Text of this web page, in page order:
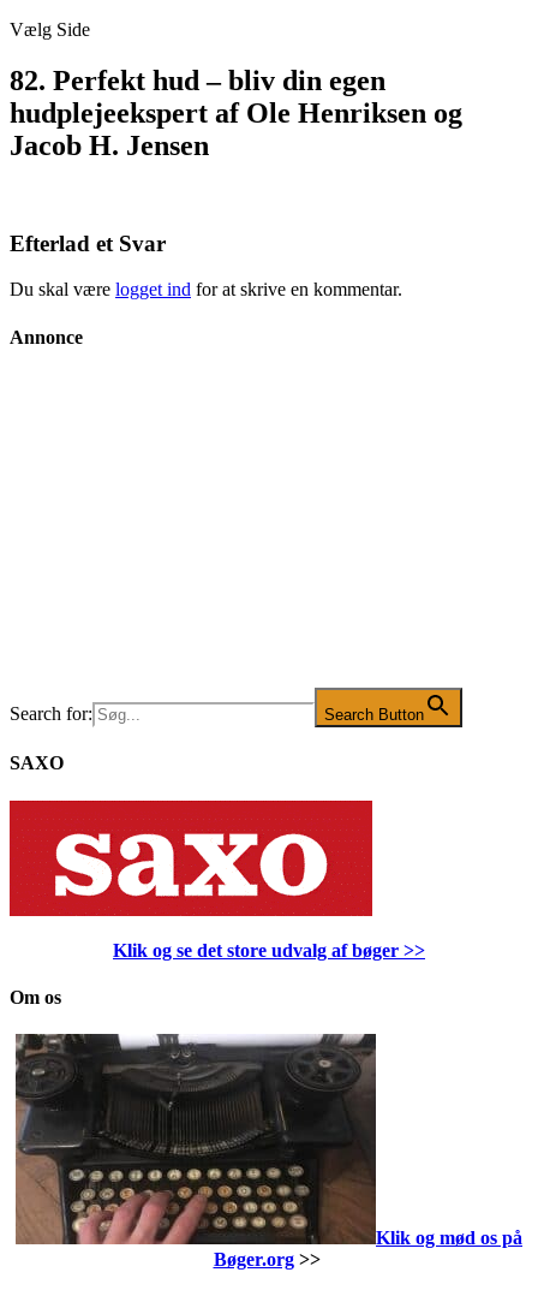
Vælg Side
82. Perfekt hud – bliv din egen
hudplejeekspert af Ole Henriksen og
Jacob H. Jensen
Efterlad et Svar
Du skal være logget ind for at skrive en kommentar.
Annonce
Search for: Search Button
SAXO
Klik og se det store udvalg af bøger >>
Om os
Klik og mød os på
Bøger.org>>